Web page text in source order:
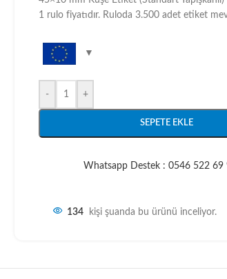
1 rulo fiyatıdır. Ruloda 3.500 adet etiket
- +
SEPETE EKLE
Whatsapp Destek : 0546 522 69
134 kişi şuanda bu ürünü inceliyor.